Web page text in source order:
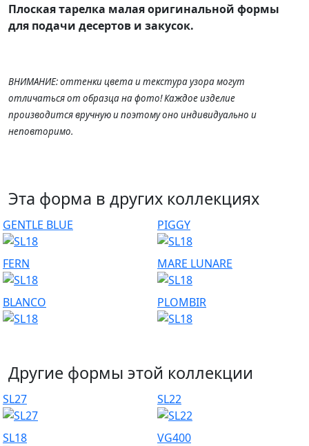
Плоская тарелка малая оригинальной формы
для подачи десертов и закусок.
ВНИМАНИЕ: оттенки цвета и текстура узора могут
отличаться от образца на фото! Каждое изделие
производится вручную и поэтому оно индивидуально и
неповторимо.
Эта форма в других коллекциях
GENTLE BLUE PIGGY
FERN MARE LUNARE
BLANCO PLOMBIR
Другие формы этой коллекции
SL27 SL22
SL18 VG400